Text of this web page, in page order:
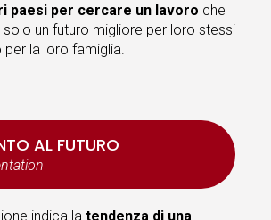
paesi per cercare un lavoro che
un futuro migliore per loro stessi
la loro famiglia.
AL FUTURO
indica la tendenza di una